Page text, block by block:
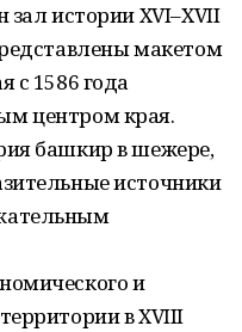
истории XVI–XVII
макетом
с 1586 года
центром края.
башкир в шежере,
источники
и
в XVIII